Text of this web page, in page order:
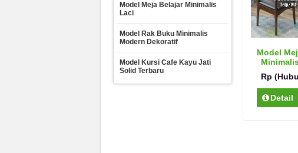
Model
Rp
Detail
Model Meja Belajar Minimalis
Laci
Model Rak Buku Minimalis
Modern Dekoratif
Model Kursi Cafe Kayu Jati
Solid Terbaru